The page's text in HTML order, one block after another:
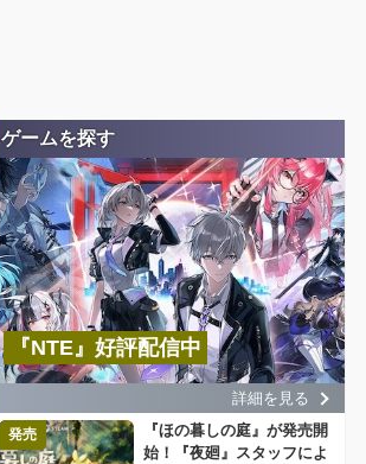
ゲームを探す
『NTE』好評配信中
詳細を見る
発売
『ほの暮しの庭』が発売開
始！『夜廻』スタッフによ